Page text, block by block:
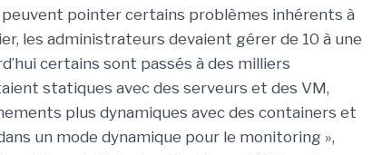
peuvent pointer certains problèmes inhérents à
les administrateurs devaient gérer de 10 à une
certains sont passés à des milliers
statiques avec des serveurs et des VM,
plus dynamiques avec des containers et
un mode dynamique pour le monitoring »,